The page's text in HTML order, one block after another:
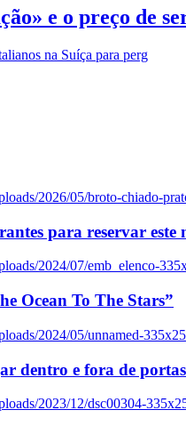
e o preço de
na Suíça para perg
2026/05/broto-chiado-
para reservar este
2024/07/emb_elenco-
Ocean To The Stars”
2024/05/unnamed-
dentro e fora de portas
2023/12/dsc00304-